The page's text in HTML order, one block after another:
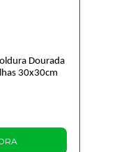
Dourada
30x30cm